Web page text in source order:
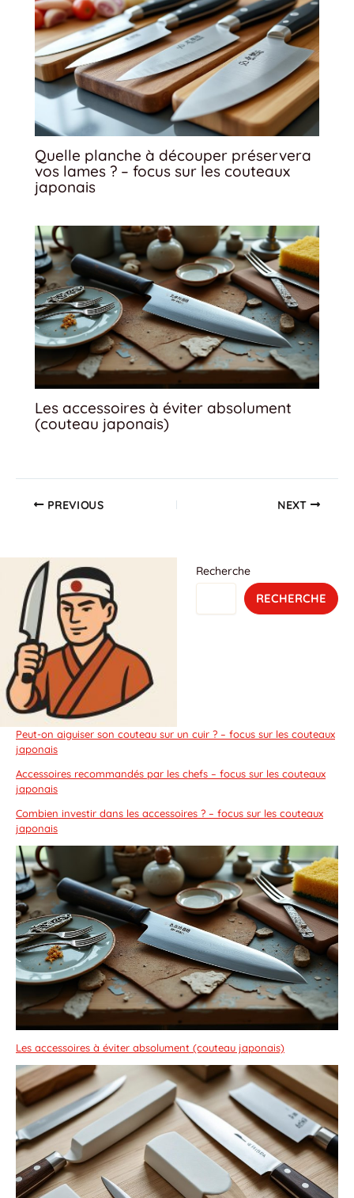
Quelle planche à découper préservera
vos lames ? – focus sur les couteaux
japonais
Les accessoires à éviter absolument
(couteau japonais)
PREVIOUS NEXT
Recherche
RECHERCHE
Peut-on aiguiser son couteau sur un cuir ? – focus sur les couteaux
japonais
Accessoires recommandés par les chefs – focus sur les couteaux
japonais
Combien investir dans les accessoires ? – focus sur les couteaux
japonais
Les accessoires à éviter absolument (couteau japonais)